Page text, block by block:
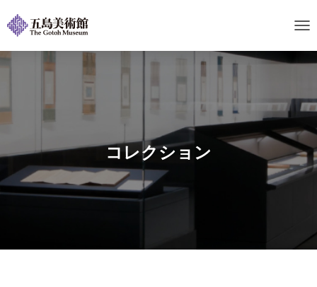
ビ
ゲ
ョ
を
切
り
替
コレクション